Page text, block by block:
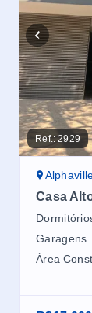
Ref.:2929
Casa
Garagens
Área